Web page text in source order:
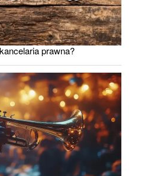
prawna?